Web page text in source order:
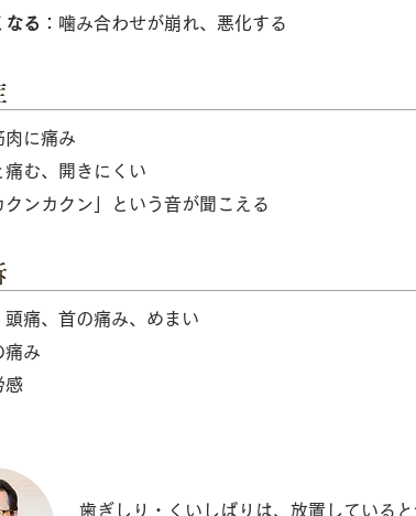
なる ：噛み合わせが崩れ、悪化する
肉に痛み
痛む、開きにくい
クンカクン」という音が聞こえる
頭痛、首の痛み、めまい
痛み
感
歯ぎしり・くいしばりは、放置している